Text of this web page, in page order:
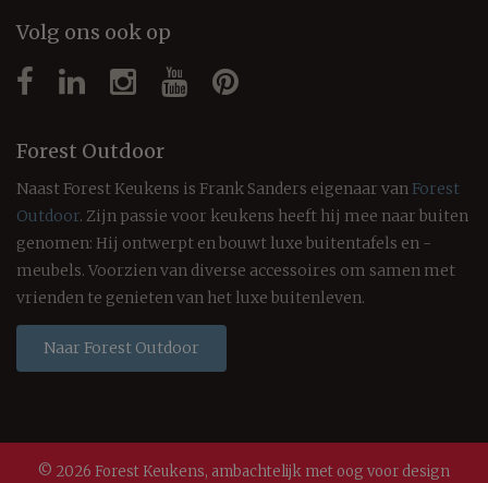
Volg ons ook op
Forest Outdoor
Naast Forest Keukens is Frank Sanders eigenaar van Forest
Outdoor. Zijn passie voor keukens heeft hij mee naar buiten
genomen: Hij ontwerpt en bouwt luxe buitentafels en -
meubels. Voorzien van diverse accessoires om samen met
vrienden te genieten van het luxe buitenleven.
Naar Forest Outdoor
© 2026 Forest Keukens, ambachtelijk met oog voor design